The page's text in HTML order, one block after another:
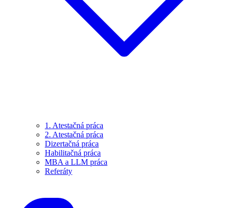
1. Atestačná práca
2. Atestačná práca
Dizertačná práca
Habilitačná práca
MBA a LLM práca
Referáty